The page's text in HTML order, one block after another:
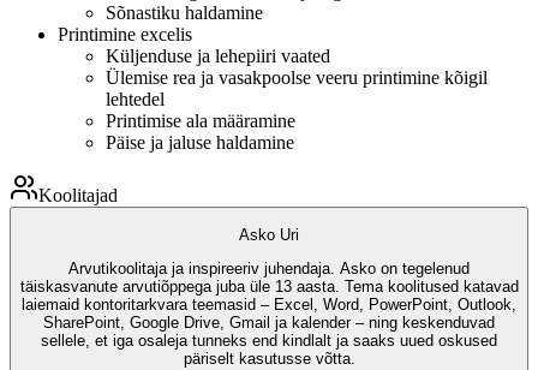
Sõnastiku haldamine
Printimine excelis
Küljenduse ja lehepiiri vaated
Ülemise rea ja vasakpoolse veeru printimine kõigil
lehtedel
Printimise ala määramine
Päise ja jaluse haldamine
Koolitajad
Asko Uri
Arvutikoolitaja ja inspireeriv juhendaja. Asko on tegelenud
täiskasvanute arvutiõppega juba üle 13 aasta. Tema koolitused katavad
laiemaid kontoritarkvara teemasid – Excel, Word, PowerPoint, Outlook,
SharePoint, Google Drive, Gmail ja kalender – ning keskenduvad
sellele, et iga osaleja tunneks end kindlalt ja saaks uued oskused
päriselt kasutusse võtta.